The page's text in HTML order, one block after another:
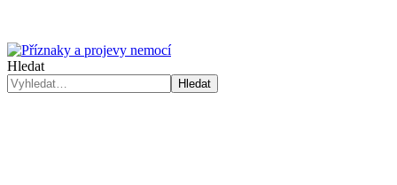
Hledat
Hledat